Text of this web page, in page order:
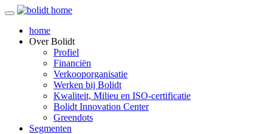
home
OverBolidt
Profiel
Financiën
Verkooporganisatie
Werken bij Bolidt
Kwaliteit, Milieu en ISO-certificatie
Bolidt Innovation Center
Greendots
Segmenten